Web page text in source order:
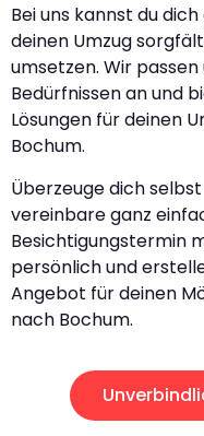
Bei uns kannst du
deinen Umzug
umsetzen. Wir
Bedürfnissen an und
Lösungen für deinen
Bochum.
Überzeuge dich
vereinbare ganz
Besichtigungstermin
persönlich und
Angebot für deinen
nach Bochum.